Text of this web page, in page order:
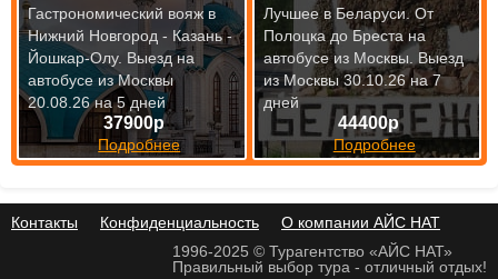
37900р
Подробнее
Гастрономический вояж в
Нижний Новгород - Казань -
Йошкар-Олу. Выезд на
автобусе из Москвы
20.08.26 на 5 дней
44400р
Подробнее
Лучшее в Беларуси. От
Полоцка до Бреста на
автобусе из Москвы. Выезд
из Москвы 30.10.26 на 7
дней
Контакты Конфиденциальность
О компании АЙС НАТ
1996-2025 © Турагентство «АЙС НАТ»
Правильный выбор тура - отличный отдых!